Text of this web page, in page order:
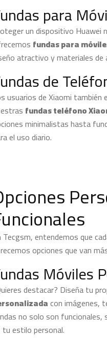
para
un dispositivo Huawei
fundas para
atractivo y materiales de
de
usuarios de Xiaomi también
fundas teléfono
minimalistas hasta
el uso diario.
Tecgsm, entendemos que
opciones que van
Móviles
destacar? Diseña tu
con imágenes,
no solo son funcionales,
tu estilo personal.